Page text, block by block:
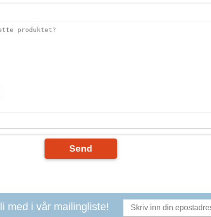
Send
med i vår mailingliste!